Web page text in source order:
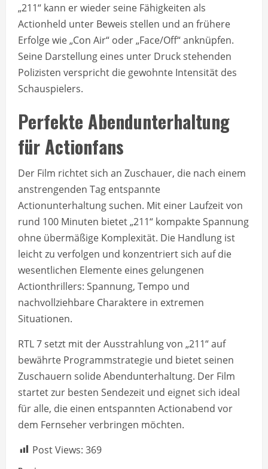
„211“ kann er wieder seine Fähigkeiten als
Actionheld unter Beweis stellen und an frühere
Erfolge wie „Con Air“ oder „Face/Off“ anknüpfen.
Seine Darstellung eines unter Druck stehenden
Polizisten verspricht die gewohnte Intensität des
Schauspielers.
Perfekte Abendunterhaltung
für Actionfans
Der Film richtet sich an Zuschauer, die nach einem
anstrengenden Tag entspannte
Actionunterhaltung suchen. Mit einer Laufzeit von
rund 100 Minuten bietet „211“ kompakte Spannung
ohne übermäßige Komplexität. Die Handlung ist
leicht zu verfolgen und konzentriert sich auf die
wesentlichen Elemente eines gelungenen
Actionthrillers: Spannung, Tempo und
nachvollziehbare Charaktere in extremen
Situationen.
RTL 7 setzt mit der Ausstrahlung von „211“ auf
bewährte Programmstrategie und bietet seinen
Zuschauern solide Abendunterhaltung. Der Film
startet zur besten Sendezeit und eignet sich ideal
für alle, die einen entspannten Actionabend vor
dem Fernseher verbringen möchten.
Post Views: 369